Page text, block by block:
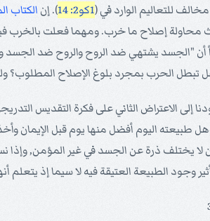
للتعاليم الوارد في (1كو2: 14 ). إن الكتاب
محاولة إصلاح ما خرب. ومهما فعلت بالخرب
أن "الجسد يشتهي ضد الروح والروح ضد الجسد
تبطل الحرب بمجرد بلوغ الإصلاح المطلوب؟
إلى الاعتراض الثاني على فكرة التقديس
طبيعته اليوم أفضل منها يوم قبل الإيمان
يختلف ذرة عن الجسد في غير المؤمن, وإذا
وجود الطبيعة العتيقة فيه لا سيما إذ